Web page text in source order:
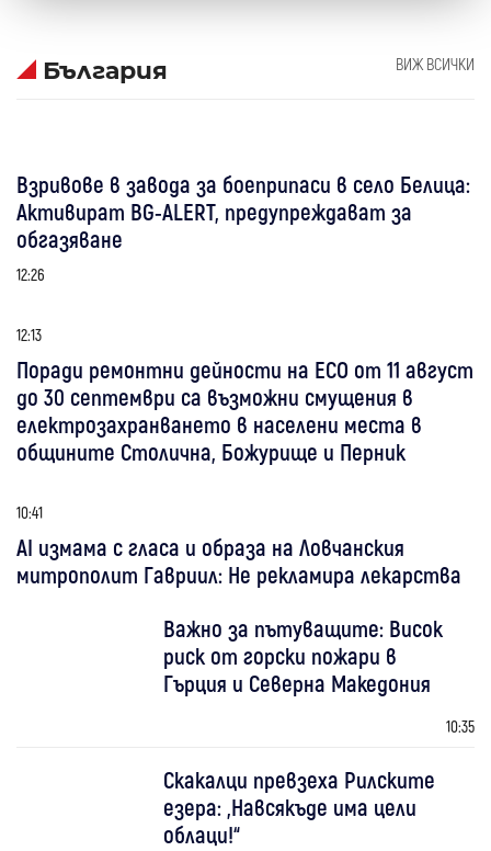
България ВИЖ ВСИЧКИ
Взривове в завода за боеприпаси в село Белица:
Активират BG-ALERT, предупреждават за
обгазяване
12:26
12:13
Поради ремонтни дейности на ЕСО от 11 август
до 30 септември са възможни смущения в
електрозахранването в населени места в
общините Столична, Божурище и Перник
10:41
AI измама с гласа и образа на Ловчанския
митрополит Гавриил: Не рекламира лекарства
Важно за пътуващите: Висок
риск от горски пожари в
Гърция и Северна Македония
10:35
Скакалци превзеха Рилските
езера: „Навсякъде има цели
облаци!“